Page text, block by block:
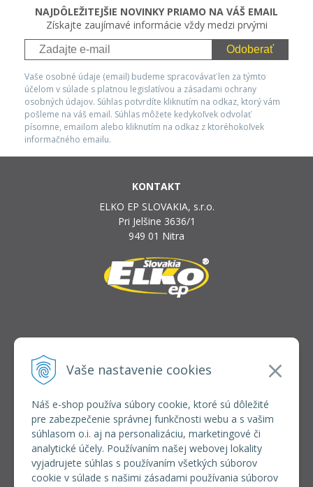
Vaše nastavenie cookies
Náš e-shop používa súbory cookie, ktoré sú dôležité
pre zabezpečenie správnej funkčnosti webu a s vašim
súhlasom o.i. aj na personalizáciu, marketingové či
analytické účely. Používaním našej webovej lokality
vyjadrujete súhlas s používaním všetkých súborov
cookie v súlade s našimi zásadami používania súborov
NAJDÔLEŽITEJŠIE NOVINKY PRIAMO NA VÁŠ EMAIL
Získajte zaujímavé informácie vždy medzi prvými
Odoberať
Vaše osobné údaje (email) budeme spracovávať len za týmto
účelom v súlade s platnou legislatívou a zásadami ochrany
osobných údajov. Súhlas potvrdíte kliknutím na odkaz, ktorý vám
pošleme na váš email. Súhlas môžete kedykoľvek odvolať
písomne, emailom alebo kliknutím na odkaz z ktoréhokoľvek
informačného emailu.
KONTAKT
ELKO EP SLOVAKIA, s.r.o.
Pri Jelšine 3636/1
949 01 Nitra
INFOLINKA
+421 37 6586 731
VŠETKO O NÁKUPE
REGISTRÁCIA VEĽKOOBCHOD
Formulár na odsúpenie od zmluvy
Doprava a platba